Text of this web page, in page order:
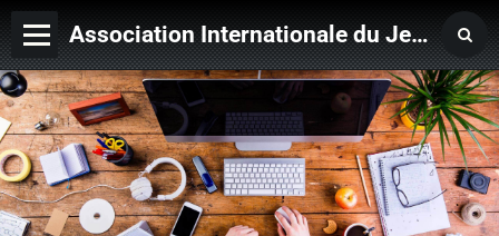
Association Internationale du Jeu de Ficelle
Page d'accueil
Derniers ajouts